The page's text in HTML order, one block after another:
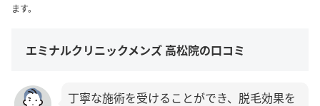
ます。
エミナルクリニックメンズ 高松院の口コミ
丁寧な施術を受けることができ、脱毛効果を